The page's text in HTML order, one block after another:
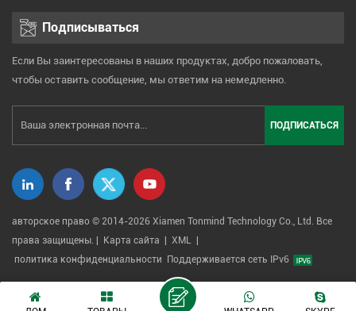
Подписываться
Если Вы заинтересованы в наших продуктах, добро пожаловать,
чтобы оставить сообщение, мы ответим на немедленно.
авторское право © 2014-2026 Xiamen Tonmind Technology Co., Ltd. Все
права защищены. | Карта сайта | XML
|
политика конфиденциальности Поддерживается сеть IPv6